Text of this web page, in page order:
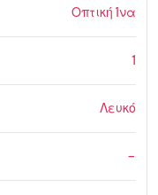
Οπτική Ίνα
1
Λευκό
–